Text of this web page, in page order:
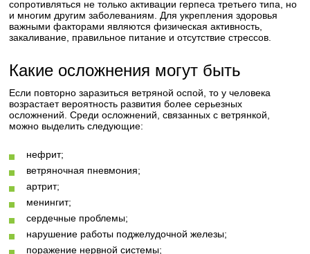
сопротивляться не только активации герпеса третьего типа, но
и многим другим заболеваниям. Для укрепления здоровья
важными факторами являются физическая активность,
закаливание, правильное питание и отсутствие стрессов.
Какие осложнения могут быть
Если повторно заразиться ветряной оспой, то у человека
возрастает вероятность развития более серьезных
осложнений. Среди осложнений, связанных с ветрянкой,
можно выделить следующие:
нефрит;
ветряночная пневмония;
артрит;
менингит;
сердечные проблемы;
нарушение работы поджелудочной железы;
поражение нервной системы;